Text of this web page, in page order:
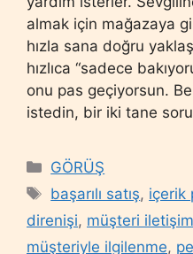
almak için mağazaya
hızla sana doğru
hızlıca “sadece
onu pas geçiyorsun.
istedin, bir iki tane
Categories
GÖRÜŞ
Tags
başarılı satış, içerik
direnişi, müşteri
müşteriyle ilgilenme,